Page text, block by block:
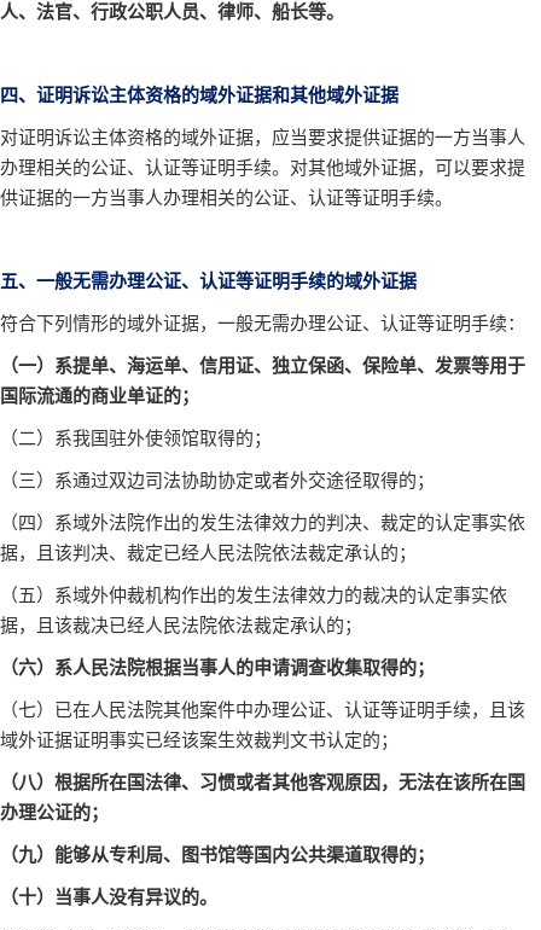
人、法官、行政公职人员、律师、船长等。
四、证明诉讼主体资格的域外证据和其他域外证据
对证明诉讼主体资格的域外证据，应当要求提供证据的一方当事人
办理相关的公证、认证等证明手续。对其他域外证据，可以要求提
供证据的一方当事人办理相关的公证、认证等证明手续。
五、一般无需办理公证、认证等证明手续的域外证据
符合下列情形的域外证据，一般无需办理公证、认证等证明手续：
（一）系提单、海运单、信用证、独立保函、保险单、发票等用于
国际流通的商业单证的；
（二）系我国驻外使领馆取得的；
（三）系通过双边司法协助协定或者外交途径取得的；
（四）系域外法院作出的发生法律效力的判决、裁定的认定事实依
据，且该判决、裁定已经人民法院依法裁定承认的；
（五）系域外仲裁机构作出的发生法律效力的裁决的认定事实依
据，且该裁决已经人民法院依法裁定承认的；
（六）系人民法院根据当事人的申请调查收集取得的；
（七）已在人民法院其他案件中办理公证、认证等证明手续，且该
域外证据证明事实已经该案生效裁判文书认定的；
（八）根据所在国法律、习惯或者其他客观原因，无法在该所在国
办理公证的；
（九）能够从专利局、图书馆等国内公共渠道取得的；
（十）当事人没有异议的。